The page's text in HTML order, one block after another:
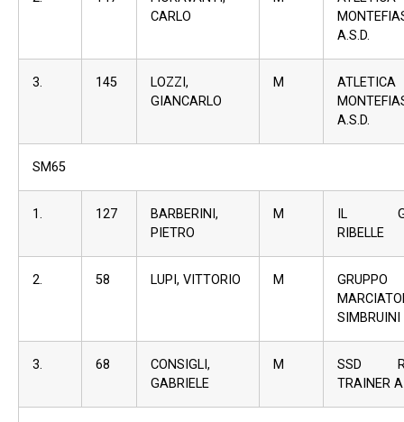
CARLO
A.S.D.
3. 145
LOZZI,
GIANCARLO
M
ATLETICA
A.S.D.
SM65
1. 127
BARBERINI,
PIETRO
M
IL
RIBELLE
2. 58 LUPI, VITTORIO M
GRUPPO
SIMBRUINI
3. 68
CONSIGLI,
GABRIELE
M
SSD
TRAINER